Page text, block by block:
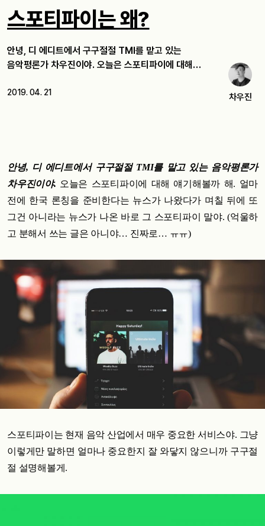
스포티파이는 왜?
안녕, 디 에디트에서 구구절절 TMI를 맡고 있는
음악평론가 차우진이야. 오늘은 스포티파이에 대해…
2019. 04. 21 차우진
안녕, 디 에디트에서 구구절절 TMI를 맡고 있는 음악평론가
차우진이야. 오늘은 스포티파이에 대해 얘기해볼까 해. 얼마
전에 한국 론칭을 준비한다는 뉴스가 나왔다가 며칠 뒤에 또
그건 아니라는 뉴스가 나온 바로 그 스포티파이 말야. (억울하
고 분해서 쓰는 글은 아니야… 진짜로… ㅠㅠ)
스포티파이는 현재 음악 산업에서 매우 중요한 서비스야. 그냥
이렇게만 말하면 얼마나 중요한지 잘 와닿지 않으니까 구구절
절 설명해볼게.